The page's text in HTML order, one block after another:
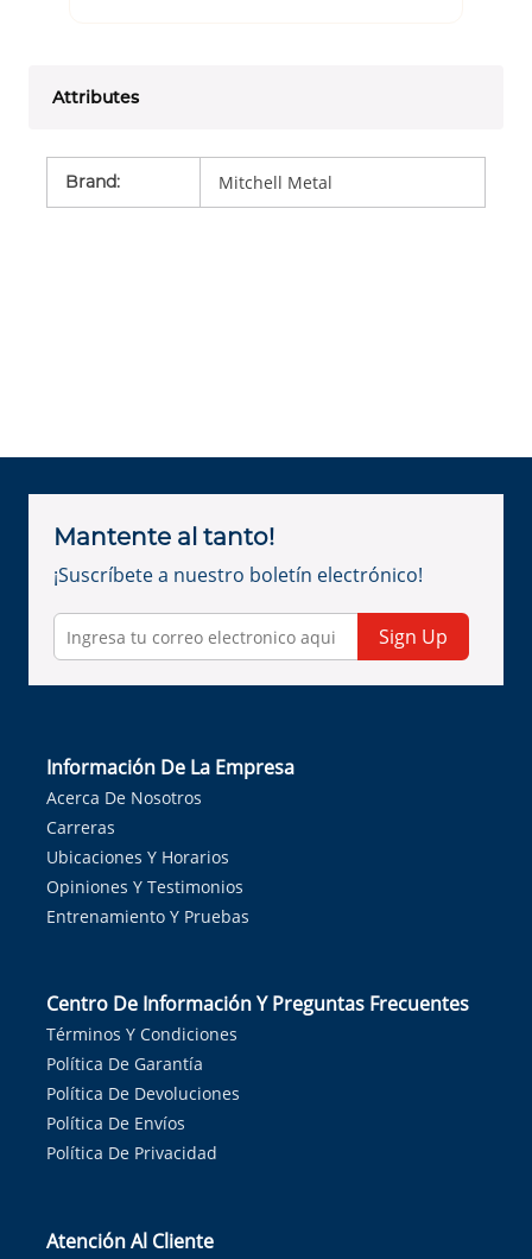
Attributes
Brand: Mitchell Metal
Mantente al tanto!
¡Suscríbete a nuestro boletín electrónico!
Sign Up
Información De La Empresa
Acerca De Nosotros
Carreras
Ubicaciones Y Horarios
Opiniones Y Testimonios
Entrenamiento Y Pruebas
Centro De Información Y Preguntas Frecuentes
Términos Y Condiciones
Política De Garantía
Política De Devoluciones
Política De Envíos
Política De Privacidad
Atención Al Cliente